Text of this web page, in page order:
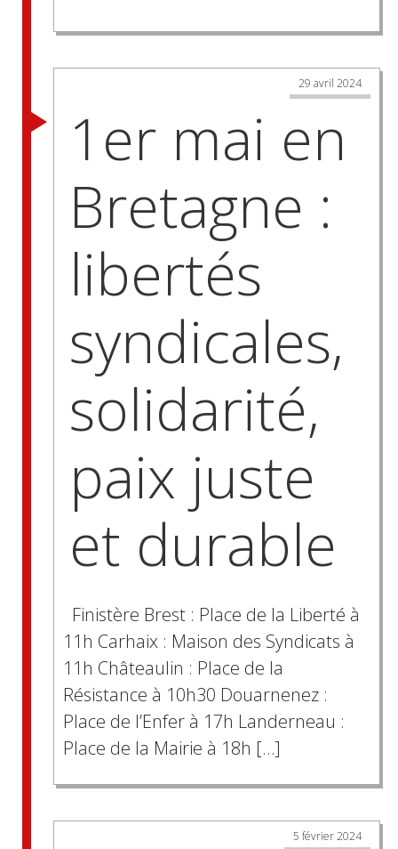
29 avril 2024
1er mai en
Bretagne :
libertés
syndicales,
solidarité,
paix juste
et durable
Finistère Brest : Place de la Liberté à
11h Carhaix : Maison des Syndicats à
11h Châteaulin : Place de la
Résistance à 10h30 Douarnenez :
Place de l’Enfer à 17h Landerneau :
Place de la Mairie à 18h […]
5 février 2024